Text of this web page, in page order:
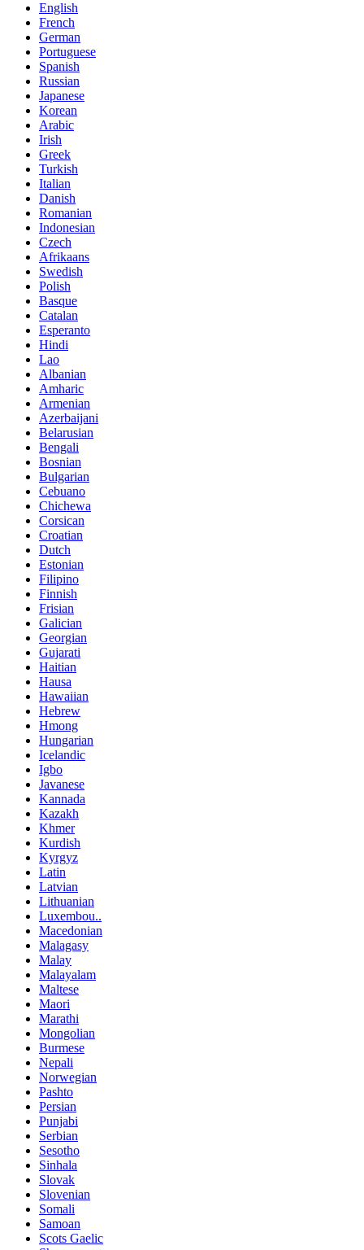
English
French
German
Portuguese
Spanish
Russian
Japanese
Korean
Arabic
Irish
Greek
Turkish
Italian
Danish
Romanian
Indonesian
Czech
Afrikaans
Swedish
Polish
Basque
Catalan
Esperanto
Hindi
Lao
Albanian
Amharic
Armenian
Azerbaijani
Belarusian
Bengali
Bosnian
Bulgarian
Cebuano
Chichewa
Corsican
Croatian
Dutch
Estonian
Filipino
Finnish
Frisian
Galician
Georgian
Gujarati
Haitian
Hausa
Hawaiian
Hebrew
Hmong
Hungarian
Icelandic
Igbo
Javanese
Kannada
Kazakh
Khmer
Kurdish
Kyrgyz
Latin
Latvian
Lithuanian
Luxembou..
Macedonian
Malagasy
Malay
Malayalam
Maltese
Maori
Marathi
Mongolian
Burmese
Nepali
Norwegian
Pashto
Persian
Punjabi
Serbian
Sesotho
Sinhala
Slovak
Slovenian
Somali
Samoan
Scots Gaelic